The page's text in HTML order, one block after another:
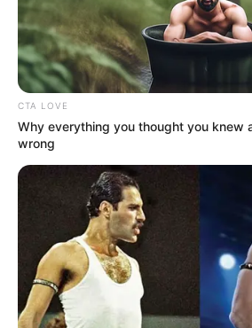
CTA LOVE
Why everything you thought you knew
wrong